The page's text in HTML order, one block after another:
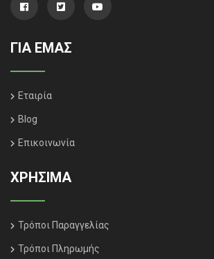
ΓΙΑ ΕΜΑΣ
Εταιρία
Blog
Επικοινωνία
ΧΡΗΣΙΜΑ
Τρόποι Παραγγελίας
Τρόποι Πληρωμής